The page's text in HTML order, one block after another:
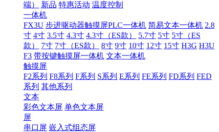
端）
新品 特惠活动 温度控制
一体机
FX3U 步进驱动器触摸屏PLC一体机 简易文本一体机 2.8
寸 4寸 3.5寸 4.3寸 4.3寸（ES款） 5.7寸 5寸 5寸（ES
款）
7寸 7寸（ES款） 8寸 9寸 10寸 12寸 15寸 H3G H3U
F3 带按键触摸屏一体机 文本一体机
触摸屏
F2系列 F8系列 F系列 S系列 E系列 FE系列 FD系列 FED
系列 其他系列
文本
彩色文本屏 单色文本屏
屏
串口屏 嵌入式组态屏